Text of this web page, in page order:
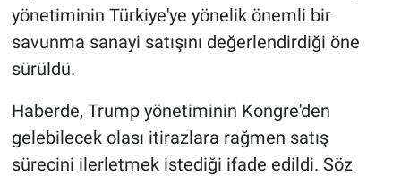
yönetiminin Türkiye'ye yönelik önemli bir
savunma sanayi satışını değerlendirdiği öne
sürüldü.
Haberde, Trump yönetiminin Kongre'den
gelebilecek olası itirazlara rağmen satış
sürecini ilerletmek istediği ifade edildi. Söz